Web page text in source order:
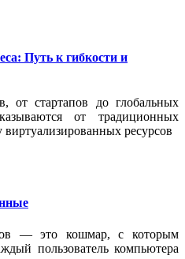
Путь к гибкости и
от стартапов до глобальных
от традиционных
виртуализированных ресурсов
— это кошмар, с которым
пользователь компьютера